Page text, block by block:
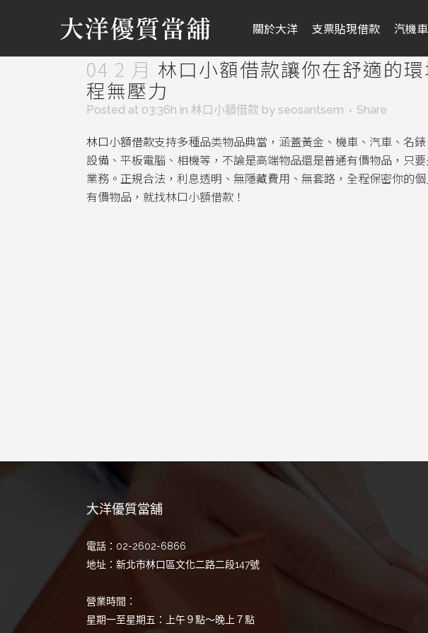
關於大洋 支票貼現借款 汽機
04 2 月 林口小額借款讓你在舒適的
程無壓力
Posted at 03:36h in 林口小額借款 by seosantsem Share
林口小額借款支持多種品类物品典當，涵蓋黃金、機車、汽車、名
設備、平板電腦、相機等，不論是高端物品還是普通有價物品，只
業務。正規合法，利息透明、無隱藏費用、無套路，全程保密你的
有價物品，就找林口小額借款！
大洋優質當舖
電話：02-2602-6866
地址：新北市林口區文化二路二段147號
營業時間：
星期一至星期五：上午９點～晚上７點